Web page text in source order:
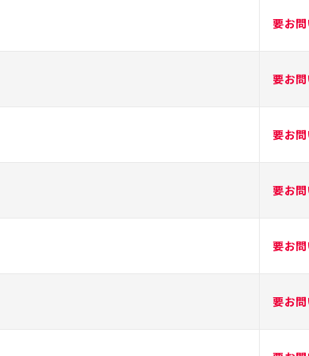
要お
要お
要お
要お
要お
要お